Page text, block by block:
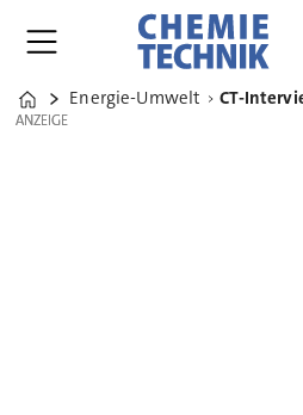
Home
Energie-Umwelt
ANZEIGE
ANZEIGE